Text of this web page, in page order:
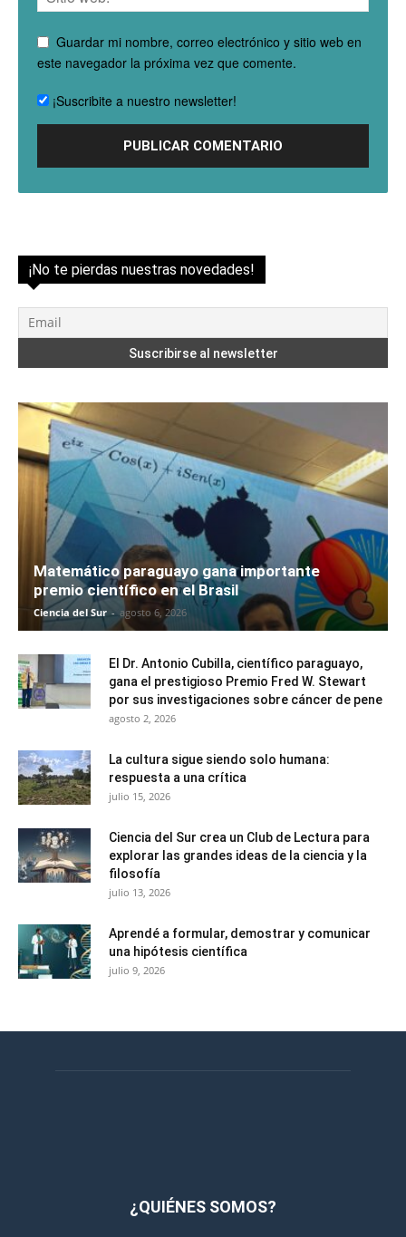
Guardar mi nombre, correo electrónico y sitio web en
este navegador la próxima vez que comente.
¡Suscribite a nuestro newsletter!
¡No te pierdas nuestras novedades!
Matemático paraguayo gana importante
premio científico en el Brasil
Ciencia del Sur - agosto 6, 2026
El Dr. Antonio Cubilla, científico paraguayo,
gana el prestigioso Premio Fred W. Stewart
por sus investigaciones sobre cáncer de pene
agosto 2, 2026
La cultura sigue siendo solo humana:
respuesta a una crítica
julio 15, 2026
Ciencia del Sur crea un Club de Lectura para
explorar las grandes ideas de la ciencia y la
filosofía
julio 13, 2026
Aprendé a formular, demostrar y comunicar
una hipótesis científica
julio 9, 2026
¿QUIÉNES SOMOS?